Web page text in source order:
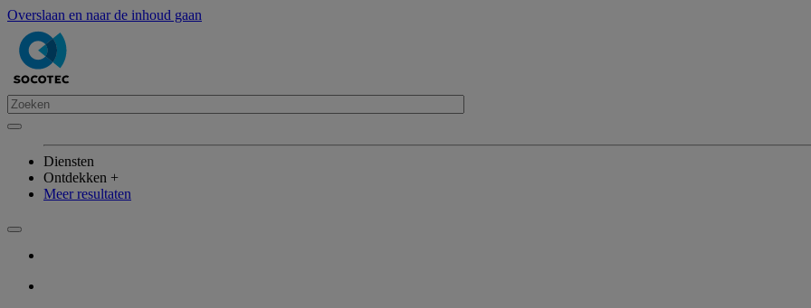
Overslaan en naar de inhoud gaan
Diensten
Ontdekken +
Meer resultaten